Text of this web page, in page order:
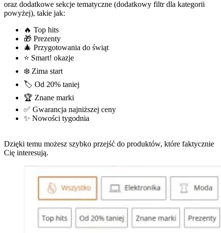
oraz dodatkowe sekcje tematyczne (dodatkowy filtr dla kategorii
powyżej), takie jak:
🔥 Top hits
🎁 Prezenty
🎄 Przygotowania do świąt
⭐ Smart! okazje
❄️ Zima start
🏷️ Od 20% taniej
🏆 Znane marki
✅ Gwarancja najniższej ceny
✨ Nowości tygodnia
Dzięki temu możesz szybko przejść do produktów, które faktycznie
Cię interesują.